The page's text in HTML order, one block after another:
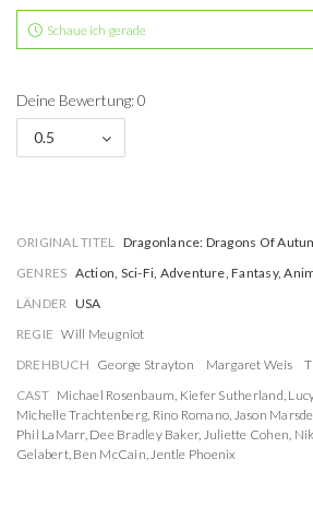
Schaue ich gerade
Deine Bewertung: 0
0.5
ORIGINAL TITEL Dragonlance: Dragons Of
GENRES Action, Sci-Fi, Adventure, Fantasy,
LÄNDER USA
REGIE Will Meugniot
DREHBUCH George Strayton Margaret Weis
CAST Michael Rosenbaum, Kiefer Sutherland,
Michelle Trachtenberg, Rino Romano, Jason
Phil LaMarr, Dee Bradley Baker, Juliette Cohen,
Gelabert, Ben McCain,Jentle Phoenix